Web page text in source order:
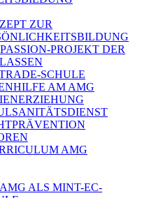
ZUR
PROJEKT DER
SCHULE
AM AMG
AMG
ALS MINT-EC-